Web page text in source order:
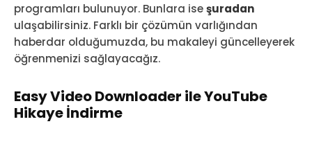
programları bulunuyor. Bunlara iseşuradan
ulaşabilirsiniz. Farklı bir çözümün varlığından
haberdar olduğumuzda, bu makaleyi güncelleyerek
öğrenmenizi sağlayacağız.
Easy Video Downloader ile YouTube
Hikaye İndirme